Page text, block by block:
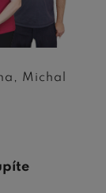
Michal